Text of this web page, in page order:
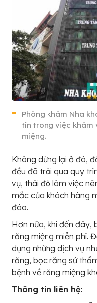
Phòng khám Nha
tín trong việc khám
miệng.
Không dừng lại ở đó,
đều đã trải qua quy
vụ, thái độ làm việc
mắc của khách hàng
đáo.
Hơn nữa, khi đến đây,
răng miệng miễn phí.
dụng những dịch vụ
răng, bọc răng sứ
bệnh về răng miệng
Thông tin liên hệ: